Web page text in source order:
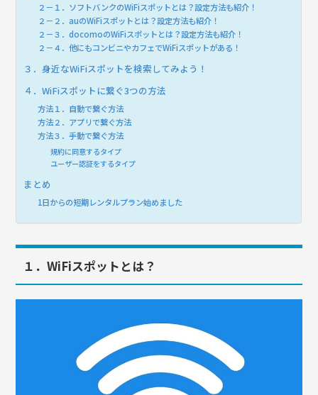
２－１．ソフトバンクのWiFiスポットとは？設定方法も紹介！
２－２．auのWiFiスポットとは？設定方法も紹介！
２－３．docomoのWiFiスポットとは？設定方法も紹介！
２－４．他にもコンビニやカフェでWiFiスポットがある！
３．身近なWiFiスポットを検索してみよう！
４．WiFiスポットに繋ぐ3つの方法
方法１．自動で繋ぐ方法
方法２．アプリで繋ぐ方法
方法３．手動で繋ぐ方法
規約に同意するタイプ
ユーザー認証をするタイプ
まとめ
1日からの短期レンタルプラン始めました
１．WiFiスポットとは？